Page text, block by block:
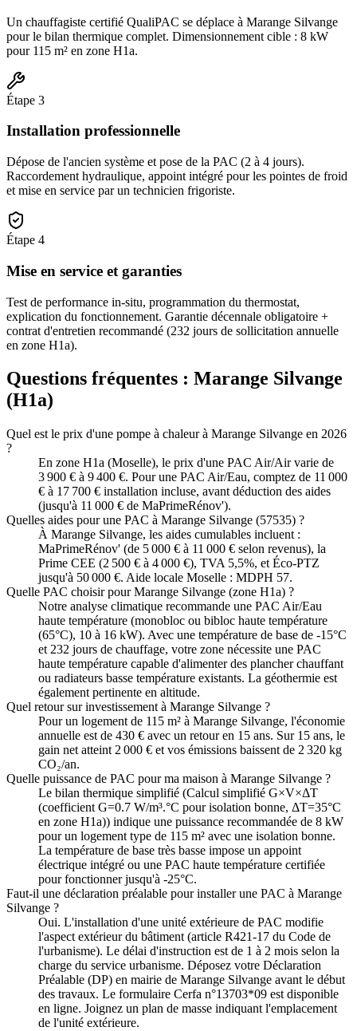
Un chauffagiste certifié QualiPAC se déplace à Marange Silvange
pour le bilan thermique complet. Dimensionnement cible : 8 kW
pour 115 m² en zone H1a.
Étape 3
Installation professionnelle
Dépose de l'ancien système et pose de la PAC (2 à 4 jours).
Raccordement hydraulique, appoint intégré pour les pointes de froid
et mise en service par un technicien frigoriste.
Étape 4
Mise en service et garanties
Test de performance in-situ, programmation du thermostat,
explication du fonctionnement. Garantie décennale obligatoire +
contrat d'entretien recommandé (232 jours de sollicitation annuelle
en zone H1a).
Questions fréquentes : Marange Silvange
(H1a)
Quel est le prix d'une pompe à chaleur à Marange Silvange en 2026
?
En zone H1a (Moselle), le prix d'une PAC Air/Air varie de
3 900 € à 9 400 €. Pour une PAC Air/Eau, comptez de 11 000
€ à 17 700 € installation incluse, avant déduction des aides
(jusqu'à 11 000 € de MaPrimeRénov').
Quelles aides pour une PAC à Marange Silvange (57535) ?
À Marange Silvange, les aides cumulables incluent :
MaPrimeRénov' (de 5 000 € à 11 000 € selon revenus), la
Prime CEE (2 500 € à 4 000 €), TVA 5,5%, et Éco-PTZ
jusqu'à 50 000 €. Aide locale Moselle : MDPH 57.
Quelle PAC choisir pour Marange Silvange (zone H1a) ?
Notre analyse climatique recommande une PAC Air/Eau
haute température (monobloc ou bibloc haute température
(65°C), 10 à 16 kW). Avec une température de base de -15°C
et 232 jours de chauffage, votre zone nécessite une PAC
haute température capable d'alimenter des plancher chauffant
ou radiateurs basse température existants. La géothermie est
également pertinente en altitude.
Quel retour sur investissement à Marange Silvange ?
Pour un logement de 115 m² à Marange Silvange, l'économie
annuelle est de 430 € avec un retour en 15 ans. Sur 15 ans, le
gain net atteint 2 000 € et vos émissions baissent de 2 320 kg
CO₂/an.
Quelle puissance de PAC pour ma maison à Marange Silvange ?
Le bilan thermique simplifié (Calcul simplifié G×V×ΔT
(coefficient G=0.7 W/m³.°C pour isolation bonne, ΔT=35°C
en zone H1a)) indique une puissance recommandée de 8 kW
pour un logement type de 115 m² avec une isolation bonne.
La température de base très basse impose un appoint
électrique intégré ou une PAC haute température certifiée
pour fonctionner jusqu'à -25°C.
Faut-il une déclaration préalable pour installer une PAC à Marange
Silvange ?
Oui. L'installation d'une unité extérieure de PAC modifie
l'aspect extérieur du bâtiment (article R421-17 du Code de
l'urbanisme). Le délai d'instruction est de 1 à 2 mois selon la
charge du service urbanisme. Déposez votre Déclaration
Préalable (DP) en mairie de Marange Silvange avant le début
des travaux. Le formulaire Cerfa n°13703*09 est disponible
en ligne. Joignez un plan de masse indiquant l'emplacement
de l'unité extérieure.